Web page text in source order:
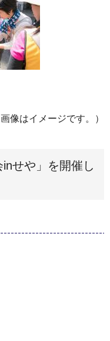
画像はイメージです。）
せや」を開催し